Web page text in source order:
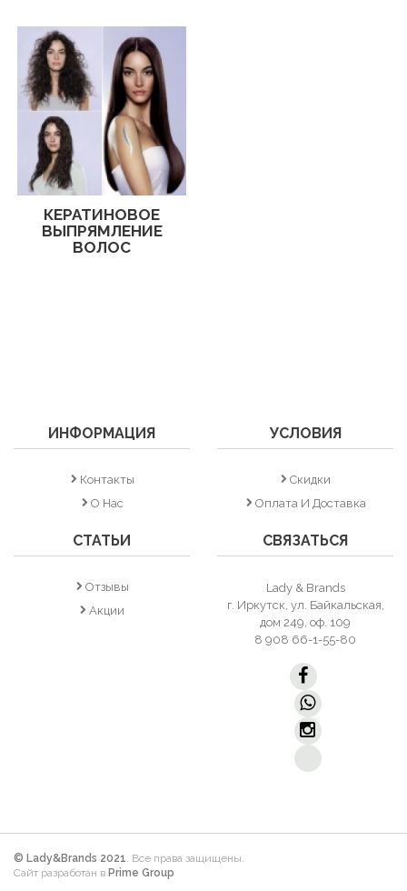
КЕРАТИНОВОЕ
ВЫПРЯМЛЕНИЕ
ВОЛОС
ИНФОРМАЦИЯ
Контакты
О Нас
УСЛОВИЯ
Скидки
Оплата И Доставка
СТАТЬИ
Отзывы
Акции
СВЯЗАТЬСЯ
Lady & Brands
г. Иркутск, ул. Байкальская,
дом 249, оф. 109
8 908 66-1-55-80
© Lady&Brands 2021. Все права защищены.
Сайт разработан в Prime Group